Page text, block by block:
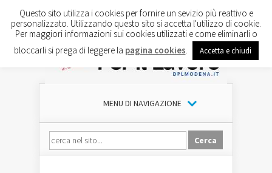
MENU DI NAVIGAZIONE
Questo sito utilizza i cookies per fornire un sevizio più reattivo e
personalizzato. Utilizzando questo sito si accetta l'utilizzo di cookie.
Per maggiori informazioni sui cookies utilizzati e come eliminarli o
bloccarli si prega di leggere la pagina cookies Accetta e chiudi